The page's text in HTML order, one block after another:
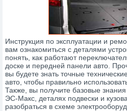
Инструкция по эксплуатации и
вам ознакомиться с деталями
понять, как работают
доске и передней панели авто.
вы будете знать точные
авто, чтобы правильно
Также, вы получите базовые
ЭС-Макс, деталях подвески и
разобраться в схеме